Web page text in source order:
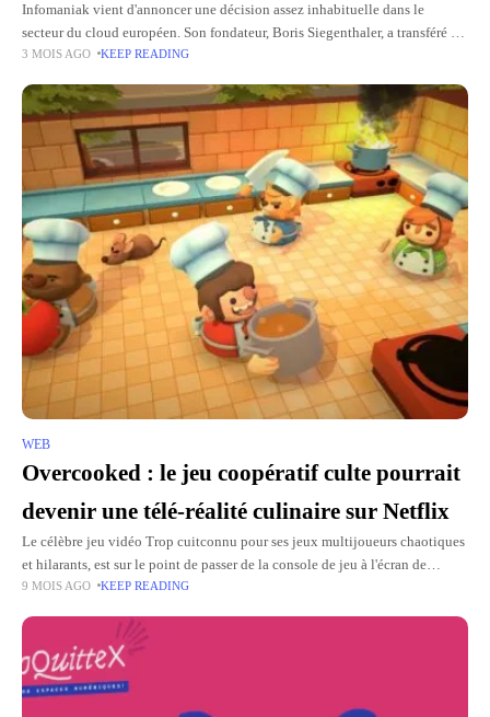
Infomaniak vient d'annoncer une décision assez inhabituelle dans le
secteur du cloud européen. Son fondateur, Boris Siegenthaler, a transféré la
majorité des droits de vote de l'entreprise à la Fondation
3 MOIS AGO KEEP READING
WEB
Overcooked : le jeu coopératif culte pourrait
devenir une télé-réalité culinaire sur Netflix
Le célèbre jeu vidéo Trop cuitconnu pour ses jeux multijoueurs chaotiques
et hilarants, est sur le point de passer de la console de jeu à l'écran de
télévision. Le studio
9 MOIS AGO KEEP READING